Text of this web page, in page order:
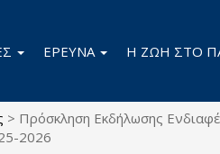
ΕΡΕΥΝΑ Η ΖΩΗ ΣΤΟ
> Πρόσκληση Εκδήλωσης
2026